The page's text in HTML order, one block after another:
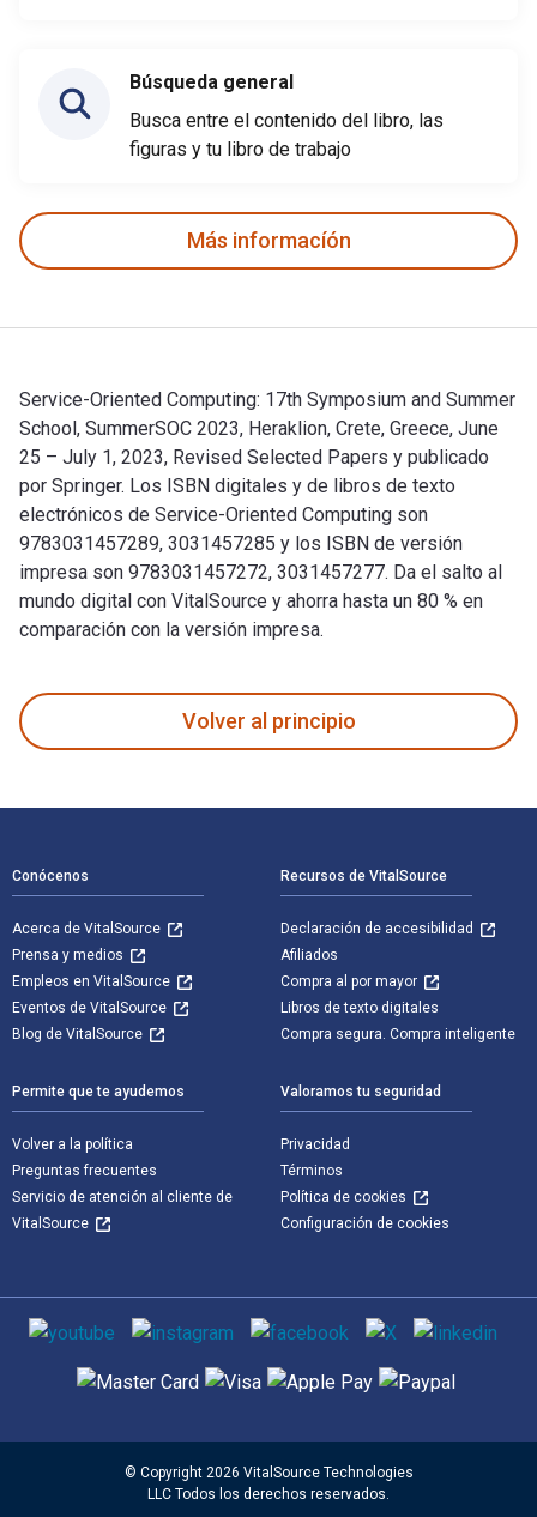
Búsqueda general
Busca entre el contenido del libro, las
figuras y tu libro de trabajo
Más informacíón
Service-Oriented Computing: 17th Symposium and Summer
School, SummerSOC 2023, Heraklion, Crete, Greece, June
25 – July 1, 2023, Revised Selected Papers y publicado
por Springer. Los ISBN digitales y de libros de texto
electrónicos de Service-Oriented Computing son
9783031457289, 3031457285 y los ISBN de versión
impresa son 9783031457272, 3031457277. Da el salto al
mundo digital con VitalSource y ahorra hasta un 80 % en
comparación con la versión impresa.
Volver al principio
Conócenos
Acerca de VitalSource
Prensa y medios
Empleos en VitalSource
Eventos de VitalSource
Blog de VitalSource
Recursos de VitalSource
Declaración de accesibilidad
Afiliados
Compra al por mayor
Libros de texto digitales
Compra segura. Compra inteligente
Permite que te ayudemos
Volver a la política
Preguntas frecuentes
Servicio de atención al cliente de
VitalSource
Valoramos tu seguridad
Privacidad
Términos
Política de cookies
Configuración de cookies
Medios de comunicación social
Métodos de pago admitidos
© Copyright 2026 VitalSource Technologies
LLC Todos los derechos reservados.